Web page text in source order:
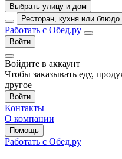
Выбрать улицу и дом
Ресторан, кухня или блюдо
Работать с Обед.ру
Войти
Войдите в аккаунт
Чтобы заказывать еду,
другое
Войти
Контакты
О компании
Помощь
Работать с Обед.ру